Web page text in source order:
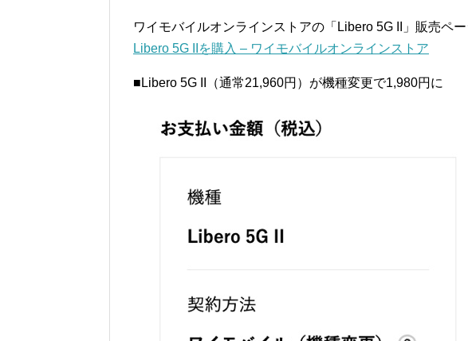
ワイモバイルオンラインストアの「Libero 5G II」販売ペー
Libero 5G IIを購入 – ワイモバイルオンラインストア
■Libero 5G II（通常21,960円）が機種変更で1,980円に